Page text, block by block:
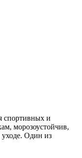
спортивных и
морозоустойчив,
Один из